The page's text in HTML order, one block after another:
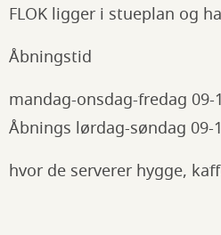
FLOK ligger i stueplan og
Åbningstid
mandag-onsdag-fredag
Åbnings lørdag-søndag 09-
hvor de serverer hygge,